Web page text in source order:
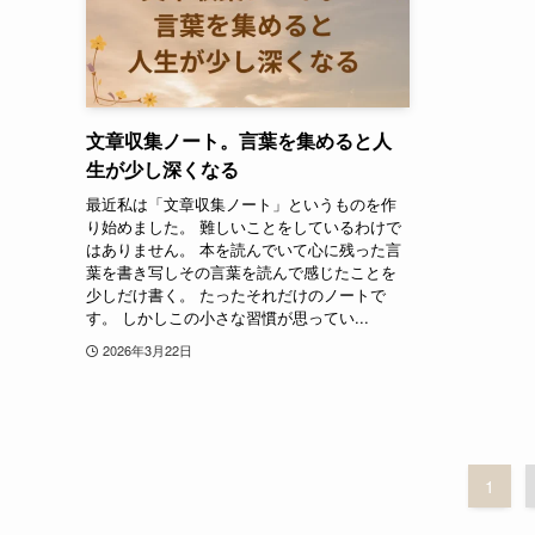
文章収集ノート。言葉を集めると人
生が少し深くなる
最近私は「文章収集ノート」というものを作
り始めました。 難しいことをしているわけで
はありません。 本を読んでいて心に残った言
葉を書き写しその言葉を読んで感じたことを
少しだけ書く。 たったそれだけのノートで
す。 しかしこの小さな習慣が思ってい...
2026年3月22日
1